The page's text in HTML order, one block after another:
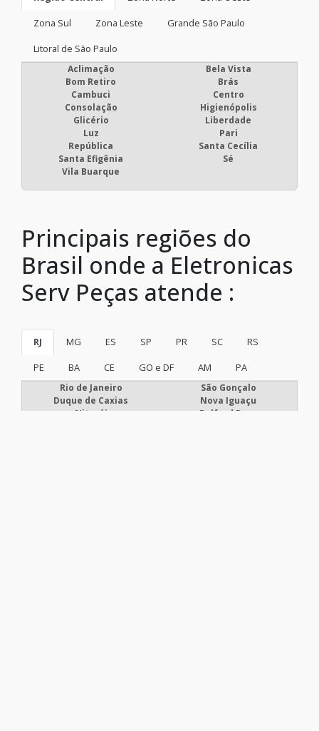
Zona Sul
Zona Leste
Grande São Paulo
Litoral de São Paulo
Aclimação
Bela Vista
Bom Retiro
Brás
Cambuci
Centro
Consolação
Higienópolis
Glicério
Liberdade
Luz
Pari
República
Santa Cecília
Santa Efigênia
Sé
Vila Buarque
Principais regiões do
Brasil onde a Eletronicas
Serv Peças atende :
RJ MG ES SP PR SC
RS
PE
BA CE GO e DF AM PA
Rio de Janeiro
São Gonçalo
Duque de Caxias
Nova Iguaçu
Niterói
Belford Roxo